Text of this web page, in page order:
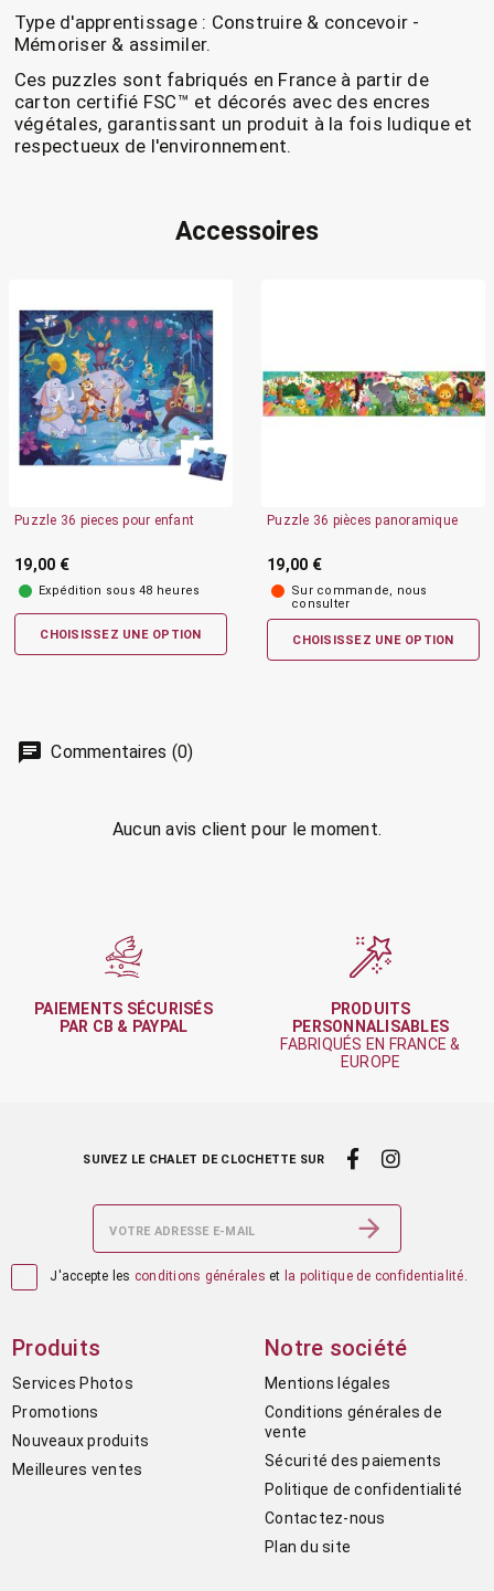
Type d'apprentissage : Construire & concevoir -
Mémoriser & assimiler.
Ces puzzles sont fabriqués en France à partir de
carton certifié FSC™ et décorés avec des encres
végétales, garantissant un produit à la fois ludique et
respectueux de l'environnement.
Accessoires
Puzzle 36 pieces pour enfant
19,00 €
Expédition sous 48 heures
CHOISISSEZ UNE OPTION
Puzzle 36 pièces panoramique
19,00 €
Sur commande, nous
consulter
CHOISISSEZ UNE OPTION
Commentaires (0)
Aucun avis client pour le moment.
PAIEMENTS SÉCURISÉS
PAR CB & PAYPAL
PRODUITS
PERSONNALISABLES
FABRIQUÉS EN FRANCE &
EUROPE
J'accepte les conditions générales et la politique de confidentialité.
SUIVEZ LE CHALET DE CLOCHETTE SUR
Produits
Services Photos
Promotions
Nouveaux produits
Meilleures ventes
Notre société
Mentions légales
Conditions générales de
vente
Sécurité des paiements
Politique de confidentialité
Contactez-nous
Plan du site